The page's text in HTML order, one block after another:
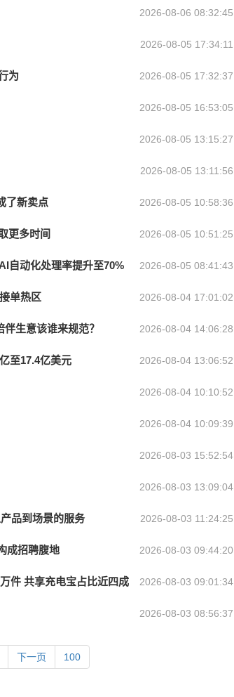
2026-08-06 08:32:45
2026-08-05 17:34:11
为 2026-08-05 17:32:37
2026-08-05 16:53:05
2026-08-05 13:15:27
2026-08-05 13:11:56
了新卖点 2026-08-05 10:58:36
更多时间 2026-08-05 10:51:25
自动化处理率提升至70% 2026-08-05 08:41:43
单热区 2026-08-04 17:01:02
生意该谁来规范？ 2026-08-04 14:06:28
至17.4亿美元 2026-08-04 13:06:52
2026-08-04 10:10:52
2026-08-04 10:09:39
2026-08-03 15:52:54
2026-08-03 13:09:04
品到场景的服务 2026-08-03 11:24:25
成招聘腹地 2026-08-03 09:44:20
件 共享充电宝占比近四成 2026-08-03 09:01:34
2026-08-03 08:56:37
下一页 100